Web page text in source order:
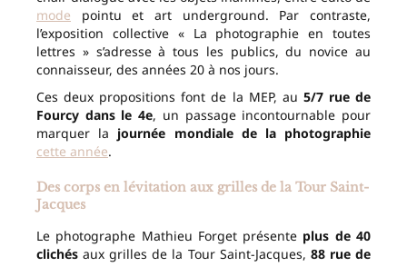
mode pointu et art underground. Par contraste,
l’exposition collective « La photographie en toutes
lettres » s’adresse à tous les publics, du novice au
connaisseur, des années 20 à nos jours.
Ces deux propositions font de la MEP, au 5/7 rue de
Fourcy dans le 4e, un passage incontournable pour
marquer la journée mondiale de la photographie
cette année.
Des corps en lévitation aux grilles de la Tour Saint-
Jacques
Le photographe Mathieu Forget présente plus de 40
clichés aux grilles de la Tour Saint-Jacques, 88 rue de